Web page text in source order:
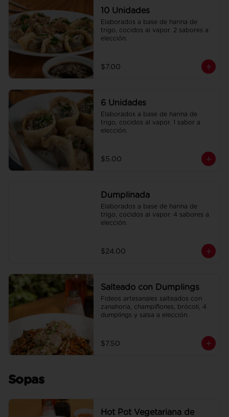
10 Unidades
Elaborados a base de harina de
trigo, cocidos al vapor. 2 sabores a
elección.
$7.00
6 Unidades
Elaborados a base de harina de
trigo, cocidos al vapor. 1 sabor a
elección.
$5.00
Dumplinada
Elaborados a base de harina de
trigo, cocidos al vapor. 4 sabores a
elección.
$24.00
Salteado con Dumplings
Fideos artesanales salteados con
zanahoria, champiñones, brócoli, 4
dumplings y salsa a elección.
$7.50
Sopas
Hot Pot Vegetariana de